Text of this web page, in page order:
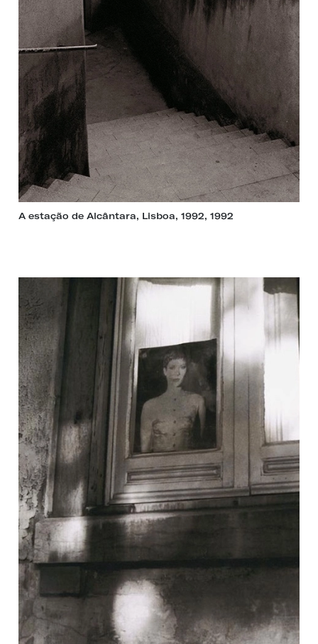
A estação de Alcântara, Lisboa, 1992, 1992